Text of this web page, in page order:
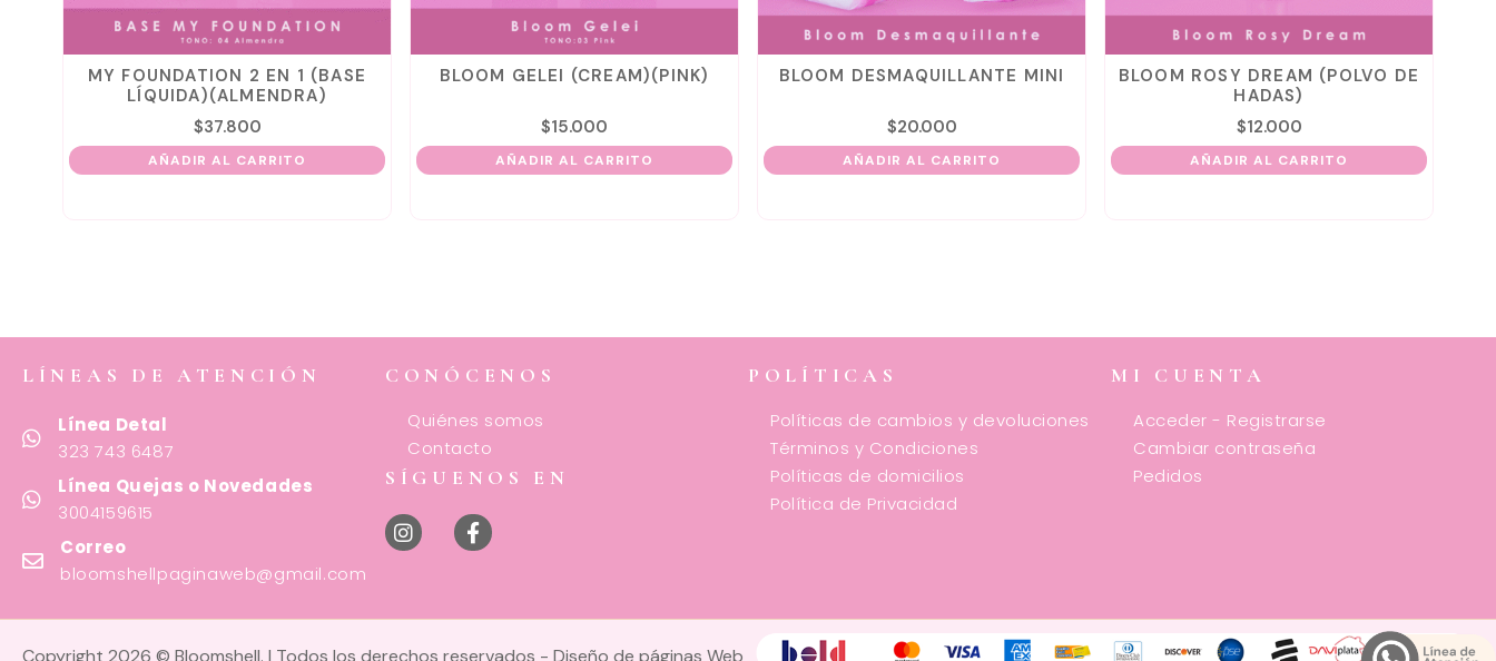
MY FOUNDATION 2 EN 1 (BASE
LÍQUIDA)(ALMENDRA)
$37.800
AÑADIR AL CARRITO
BLOOM GELEI (CREAM)(PINK)
$15.000
AÑADIR AL CARRITO
BLOOM DESMAQUILLANTE MINI
$20.000
AÑADIR AL CARRITO
BLOOM ROSY DREAM (POLVO DE
HADAS)
$12.000
AÑADIR AL CARRITO
LÍNEAS DE ATENCIÓN
Línea Detal
323 743 6487
Línea Quejas o Novedades
3004159615
Correo
bloomshellpaginaweb@gmail.com
CONÓCENOS
Quiénes somos
Contacto
SÍGUENOS EN
POLÍTICAS
Políticas de cambios y devoluciones
Términos y Condiciones
Políticas de domicilios
Política de Privacidad
MI CUENTA
Acceder - Registrarse
Cambiar contraseña
Pedidos
Copyright 2026 © Bloomshell. | Todos los derechos reservados - Diseño de páginas Web